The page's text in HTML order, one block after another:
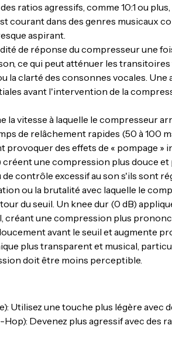
ratios agressifs, comme 10:1 ou
courant dans des genres musicaux
aspirant.
de réponse du compresseur une
ce qui peut atténuer les
la clarté des consonnes vocales. Une
avant l'intervention de la
la vitesse à laquelle le compresseur
de relâchement rapides (50 à 100
provoquer des effets de « pompage »
créent une compression plus douce
contrôle excessif au son s'ils sont
ou la brutalité avec laquelle le
du seuil. Un knee dur (0 dB)
créant une compression plus
avant le seuil et augmente
plus transparent et musical,
doit être moins perceptible.
Utilisez une touche plus légère avec
Devenez plus agressif avec des